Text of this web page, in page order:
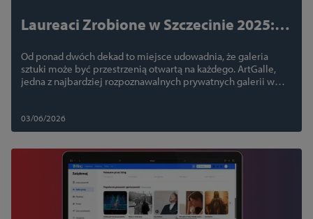
Laureaci Zrobione w Szczecinie 2025:
sztukę
Od ponad dwóch dekad to miejsce udowadnia, że galeria
sztuki może być przestrzenią otwartą na każdego. ArtGalle,
jedna z najbardziej rozpoznawalnych prywatnych galerii w
03/06/2026